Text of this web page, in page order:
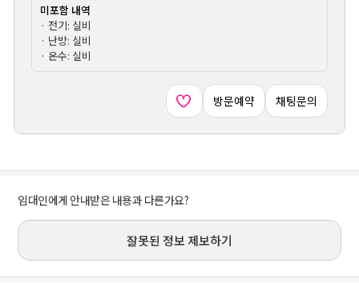
미포함 내역
· 전기: 실비
· 난방: 실비
· 온수: 실비
방문예약 채팅문의
임대인에게 안내받은 내용과 다른가요?
잘못된 정보 제보하기